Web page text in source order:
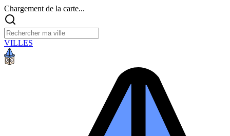
Chargement de la carte...
VILLES